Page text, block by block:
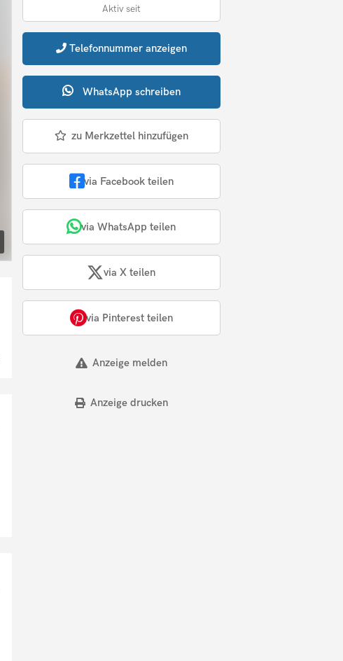
Aktiv seit
Telefonnummer anzeigen
WhatsApp schreiben
zu Merkzettel hinzufügen
via Facebook teilen
via WhatsApp teilen
via X teilen
via Pinterest teilen
Anzeige melden
Anzeige drucken